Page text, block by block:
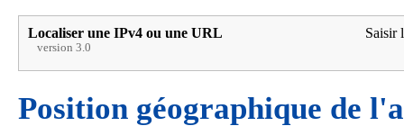
Localiser une IPv4 ou une URL
version 3.0
Saisir
Position géographique de